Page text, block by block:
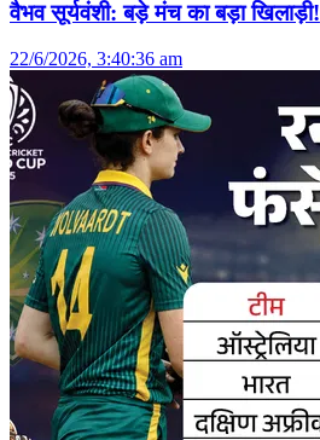
वैभव सूर्यवंशी: बड़े मंच का बड़ा खिलाड़ी!
22/6/2026, 3:40:36 am